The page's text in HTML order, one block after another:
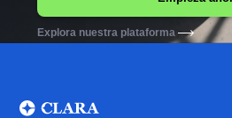
Explora nuestra plataforma